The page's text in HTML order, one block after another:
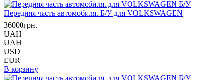
Передняя часть автомобиля. Б/У для VOLKSWAGEN
36000грн.
UAH
UAH
USD
EUR
В корзину